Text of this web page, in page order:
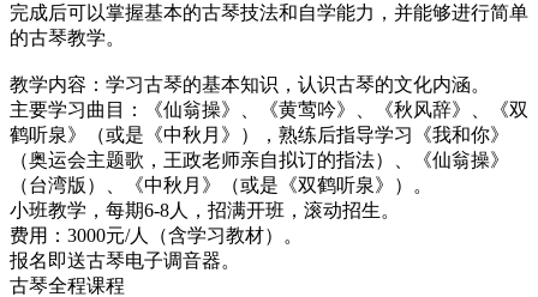
完成后可以掌握基本的古琴技法和自学能力，并能够进行简单
的古琴教学。
教学内容：学习古琴的基本知识，认识古琴的文化内涵。
主要学习曲目：《仙翁操》、《黄莺吟》、《秋风辞》、《双
鹤听泉》（或是《中秋月》），熟练后指导学习《我和你》
（奥运会主题歌，王政老师亲自拟订的指法）、《仙翁操》
（台湾版）、《中秋月》（或是《双鹤听泉》）。
小班教学，每期6-8人，招满开班，滚动招生。
费用：3000元/人（含学习教材）。
报名即送古琴电子调音器。
古琴全程课程